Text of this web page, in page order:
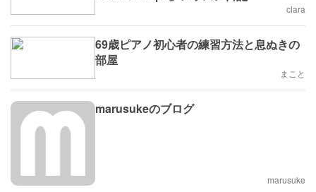
clara
69歳ピアノ初心者の練習方法と息ぬきの
部屋
まこと
marusukeのブログ
marusuke